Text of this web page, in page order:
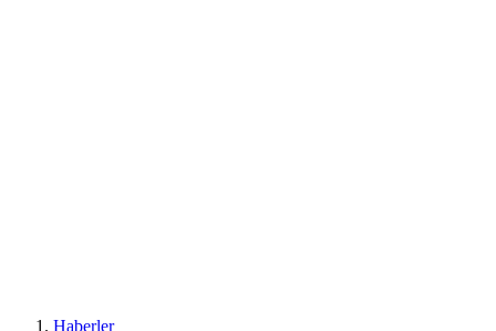
Haberler